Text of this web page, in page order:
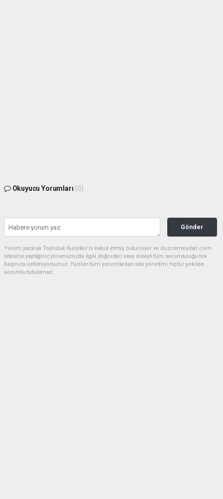
Okuyucu Yorumları (0)
Gönder
Yorum yazarak Topluluk Kuralları’nı kabul etmiş bulunuyor ve duzcemeydan.com
sitesine yaptığınız yorumunuzla ilgili doğrudan veya dolaylı tüm sorumluluğu tek
başınıza üstleniyorsunuz. Yazılan tüm yorumlardan site yönetimi hiçbir şekilde
sorumlu tutulamaz.